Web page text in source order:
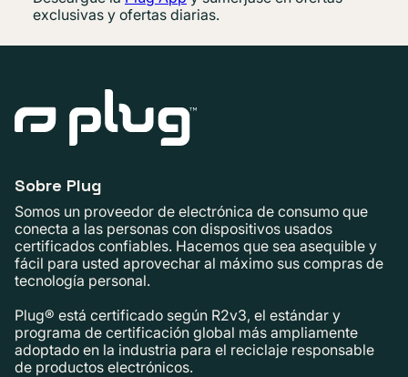
exclusivas y ofertas diarias.
Sobre Plug
Somos un proveedor de electrónica de consumo que
conecta a las personas con dispositivos usados ​​
certificados confiables. Hacemos que sea asequible y
fácil para usted aprovechar al máximo sus compras de
tecnología personal.
Plug® está certificado según R2v3, el estándar y
programa de certificación global más ampliamente
adoptado en la industria para el reciclaje responsable
de productos electrónicos.